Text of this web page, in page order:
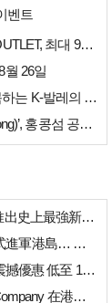
벤트
[세일정보] 침사추이 명품 아울렛 J.OUTLET, 최대 90% 빅 세일…
월 26일
[JB Studio and Company] 세계가 주목하는 K-발레의 비…
[한인소식] 한국식 BBQ ‘화통(Hwa Tong)’, 홍콩섬 공략 본격…
「Myth Jokbal」華麗變身！迎夏日推出史上最強新菜式陣容
韓式燒肉「火桶（Hwa Tong）」正式進軍港島… 上環、銅鑼灣新店相繼開幕
尖沙咀名牌 Outlets J.OUTLET 限時震撼優惠 低至 1 折（高達 …
【K-芭蕾風靡世界】 JB Studio and Company 在港開幕 引進…